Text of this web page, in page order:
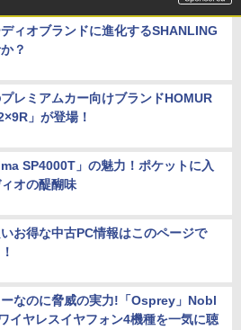
ィオブランドに進化するSHANLING
？
レミアムカー向けブランドHOMUR
」が登場！
SP4000T」の魅力！ポケットに入
オの醍醐味
お得な中古PC情報はこのページで
なのに脅威の実力!「Osprey」Nobl
イヤレスイヤフォン4機種を一気に聴